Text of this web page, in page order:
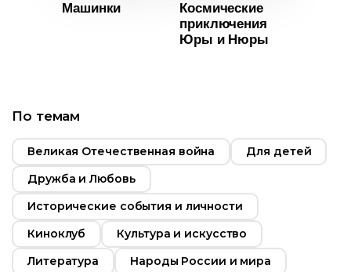
2016
Россия
Русский
Машинки
Возраст 0+
Космические
приключения
Юры и Нюры
По темам
Великая Отечественная война
Для детей
Дружба и Любовь
Исторические события и личности
Киноклуб
Культура и искусство
Литература
Народы России и мира